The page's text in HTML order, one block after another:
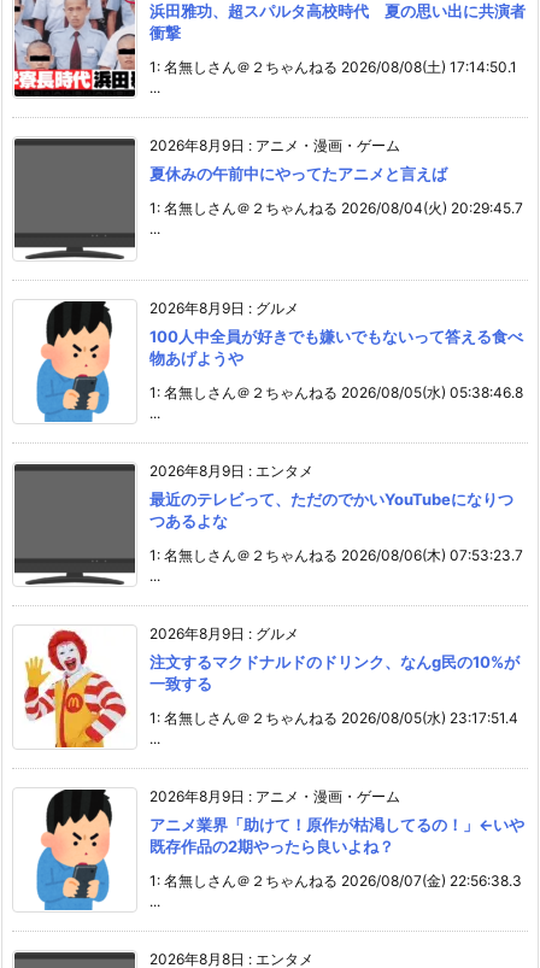
浜田雅功、超スパルタ高校時代 夏の思い出に共演者
衝撃
1: 名無しさん＠２ちゃんねる 2026/08/08(土) 17:14:50.1
...
2026年8月9日 : アニメ・漫画・ゲーム
夏休みの午前中にやってたアニメと言えば
1: 名無しさん＠２ちゃんねる 2026/08/04(火) 20:29:45.7
...
2026年8月9日 : グルメ
100人中全員が好きでも嫌いでもないって答える食べ
物あげようや
1: 名無しさん＠２ちゃんねる 2026/08/05(水) 05:38:46.8
...
2026年8月9日 : エンタメ
最近のテレビって、ただのでかいYouTubeになりつ
つあるよな
1: 名無しさん＠２ちゃんねる 2026/08/06(木) 07:53:23.7
...
2026年8月9日 : グルメ
注文するマクドナルドのドリンク、なんg民の10%が
一致する
1: 名無しさん＠２ちゃんねる 2026/08/05(水) 23:17:51.4
...
2026年8月9日 : アニメ・漫画・ゲーム
アニメ業界「助けて！原作が枯渇してるの！」←いや
既存作品の2期やったら良いよね？
1: 名無しさん＠２ちゃんねる 2026/08/07(金) 22:56:38.3
...
2026年8月8日 : エンタメ